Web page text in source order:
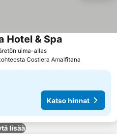
uima-allasKatso hinnat
Hotel & Spa
Costiera Amalfitana
Katso hinnat
lisää